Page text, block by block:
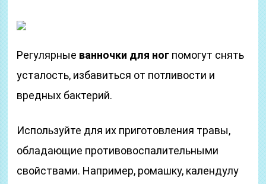
Регулярные ванночки для ног помогут снять
усталость, избавиться от потливости и
вредных бактерий.
Используйте для их приготовления травы,
обладающие противовоспалительными
свойствами. Например, ромашку, календулу